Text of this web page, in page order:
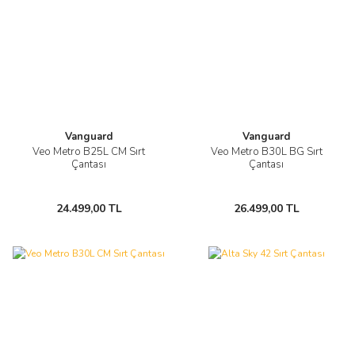
Vanguard
Veo Metro B25L CM Sırt
Çantası
24.499,00 TL
Vanguard
Veo Metro B30L BG Sırt
Çantası
26.499,00 TL